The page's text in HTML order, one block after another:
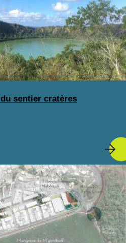
du sentier cratères